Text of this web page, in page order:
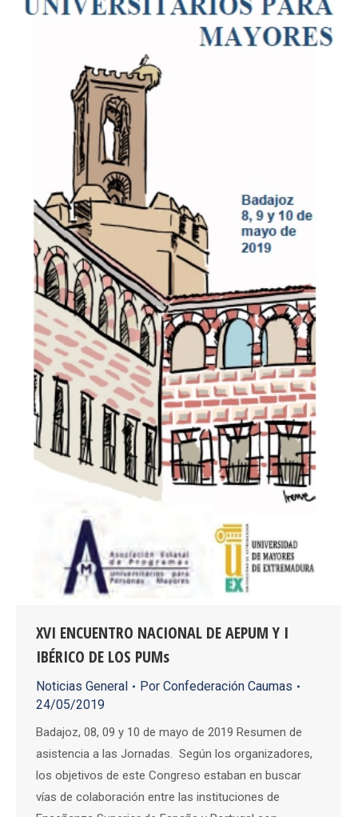
XVI ENCUENTRO NACIONAL DE AEPUM Y I
IBÉRICO DE LOS PUMs
Noticias General Por Confederación Caumas
24/05/2019
Badajoz, 08, 09 y 10 de mayo de 2019 Resumen de
asistencia a las Jornadas. Según los organizadores,
los objetivos de este Congreso estaban en buscar
vías de colaboración entre las instituciones de